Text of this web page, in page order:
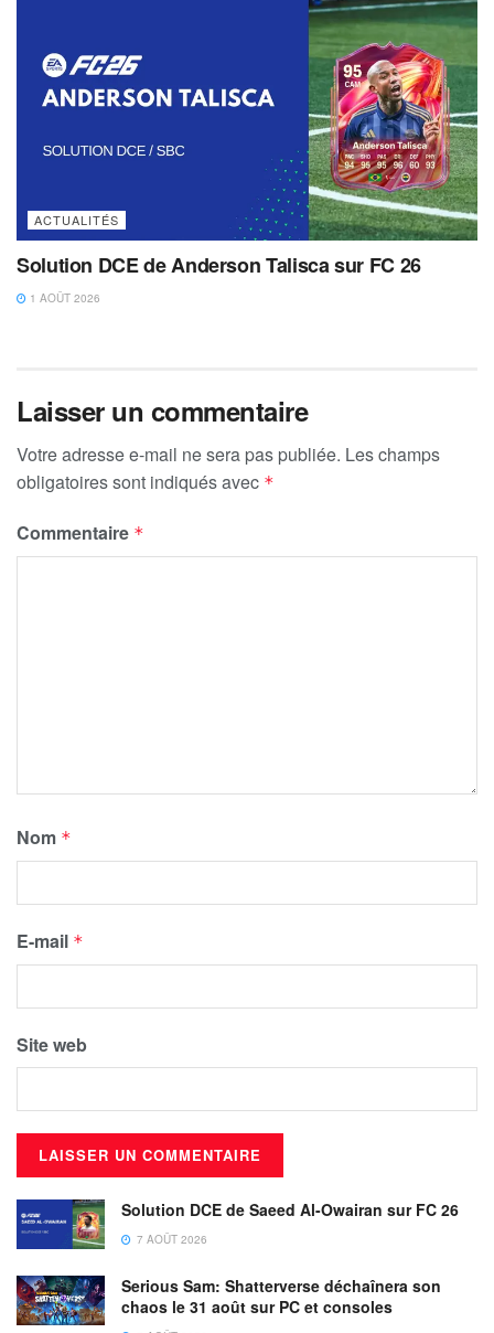
ACTUALITÉS
Solution DCE de Anderson Talisca sur FC 26
1 AOÛT 2026
Laisser un commentaire
Votre adresse e-mail ne sera pas publiée. Les champs
obligatoires sont indiqués avec *
Commentaire *
Nom *
E-mail *
Site web
Solution DCE de Saeed Al-Owairan sur FC 26
7 AOÛT 2026
Serious Sam: Shatterverse déchaînera son
chaos le 31 août sur PC et consoles